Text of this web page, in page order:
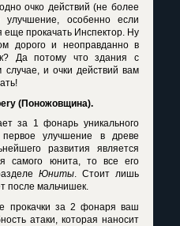
очко действий (не более
улучшение, особенно если
еще прокачать Инспектор. Ну
дорого и неоправданно в
Да потому что здания с
и очки действий вам
(Поножовщина).
за 1 фонарь уникального
улучшение в древе
развития является
самого юнита, то все его
Юниты. Стоит лишь
после мальчишек.
прокачки за 2 фонаря ваш
атаки, которая наносит